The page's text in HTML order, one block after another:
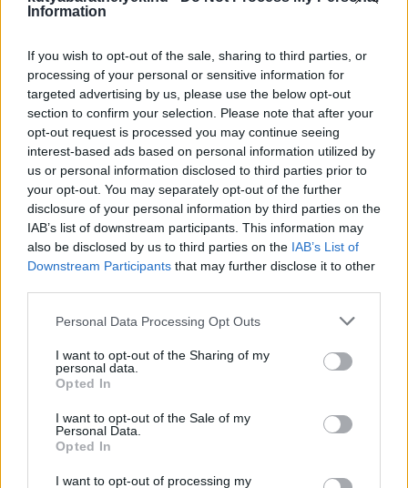
Information
If you wish to opt-out of the sale, sharing to third parties, or
processing of your personal or sensitive information for
targeted advertising by us, please use the below opt-out
section to confirm your selection. Please note that after your
opt-out request is processed you may continue seeing
interest-based ads based on personal information utilized by
us or personal information disclosed to third parties prior to
your opt-out. You may separately opt-out of the further
disclosure of your personal information by third parties on the
IAB’s list of downstream participants. This information may
also be disclosed by us to third parties on the IAB’s List of
Downstream Participants that may further disclose it to other
Personal Data Processing Opt Outs
I want to opt-out of the Sharing of my
personal data.
Opted In
I want to opt-out of the Sale of my
Personal Data.
Opted In
I want to opt-out of processing my
Megkezdődik a magyar ebfajták kötelező, DNS alapú
származásellenőrzése
Megkezdi a 2018. január 1-jét követően, hazánk területén
megszületett, törzskönyvezésre szánt magyar ebfajták egyedeinek
kötelező, DNS alapú származásellenőrzését a Nébih. Az apa- és az